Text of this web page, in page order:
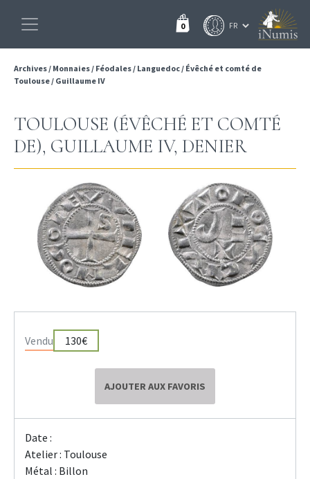
0
Archives/ Monnaies/ Féodales/ Languedoc/ Évêché et comté de
Toulouse/ Guillaume IV
TOULOUSE (ÉVÊCHÉ ET COMTÉ
DE), GUILLAUME IV, DENIER
Vendu 130€
AJOUTER AUX FAVORIS
Date :
Atelier : Toulouse
Métal : Billon